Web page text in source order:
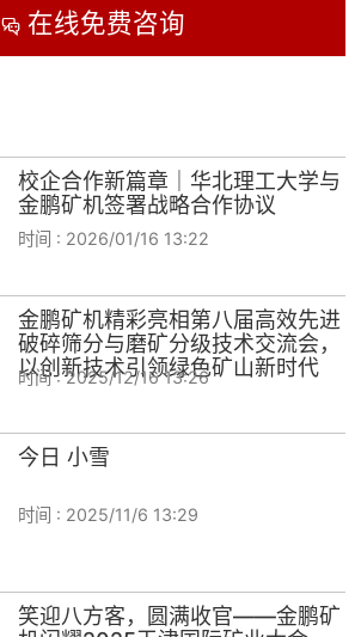
在线免费咨询
校企合作新篇章｜华北理工大学与
金鹏矿机签署战略合作协议
时间 : 2026/01/16 13:22
金鹏矿机精彩亮相第八届高效先进
破碎筛分与磨矿分级技术交流会，
以创新技术引领绿色矿山新时代
时间 :2025/12/16 13:26
今日 小雪
时间 : 2025/11/6 13:29
笑迎八方客，圆满收官——金鹏矿